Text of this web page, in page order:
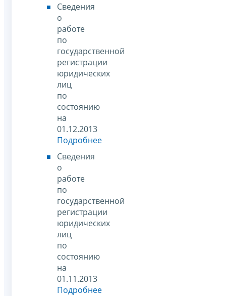
Сведения
о
работе
по
государственной
регистрации
юридических
лиц
по
состоянию
на
01.12.2013
Подробнее
Сведения
о
работе
по
государственной
регистрации
юридических
лиц
по
состоянию
на
01.11.2013
Подробнее